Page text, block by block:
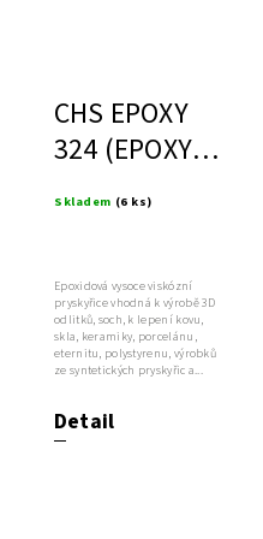
CHS EPOXY
324 (EPOXY
Skladem (6 ks)
Detail
Epoxidová vysoce viskózní
pryskyřice vhodná k výrobě 3D
odlitků, soch, k lepení kovu,
skla, keramiky, porcelánu,
eternitu, polystyrenu, výrobků
ze syntetických pryskyřic a...